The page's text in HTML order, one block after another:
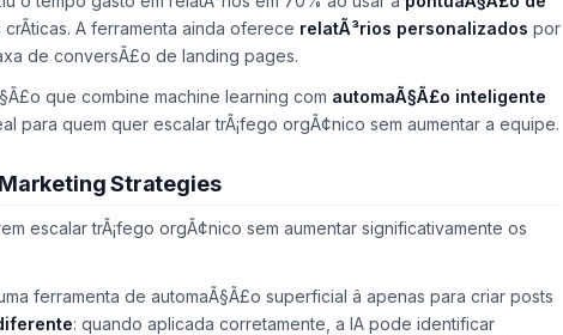
A ferramenta ainda oferece relatÃ³rios personalizados por
de conversÃ£o de landing pages.
que combine machine learning com automaÃ§Ã£o inteligente
para quem quer escalar trÃ¡fego orgÃ¢nico sem aumentar a equipe.
Strategies
escalar trÃ¡fego orgÃ¢nico sem aumentar significativamente os
ferramenta de automaÃ§Ã£o superficial â apenas para criar posts
: quando aplicada corretamente, a IA pode identificar